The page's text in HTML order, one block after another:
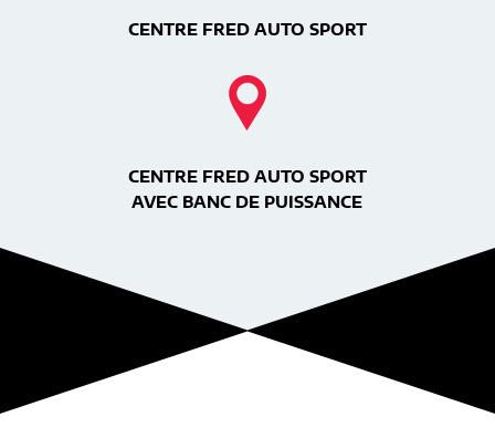
CENTRE FRED AUTO SPORT
CENTRE FRED AUTO SPORT
AVEC BANC DE PUISSANCE